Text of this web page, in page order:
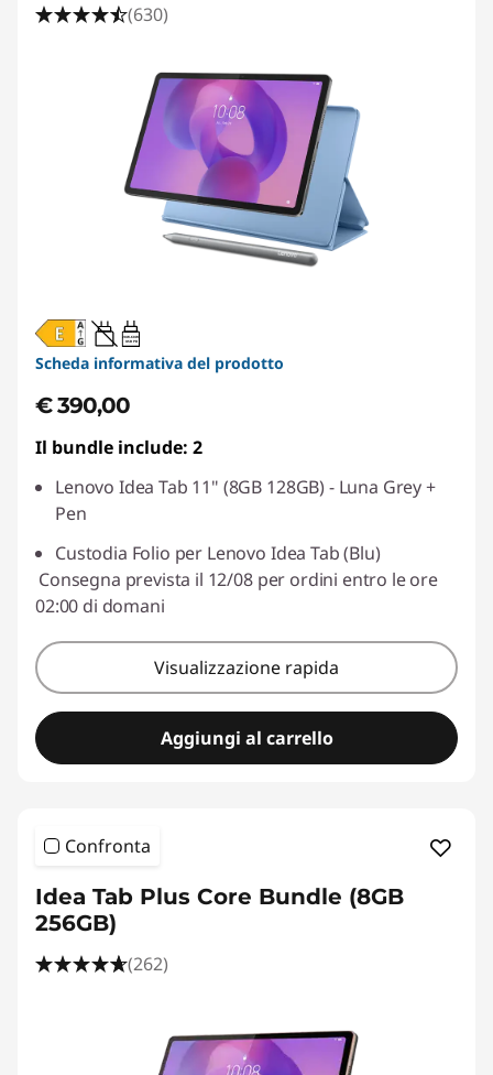
(630)
20W-60W
USB PD
Scheda informativa del prodotto
€ 390,00
Il bundle include: 2
Lenovo Idea Tab 11" (8GB 128GB) - Luna Grey +
Pen
Custodia Folio per Lenovo Idea Tab (Blu)
Consegna prevista il 12/08 per ordini entro le ore
02:00 di domani
Visualizzazione rapida
Aggiungi al carrello
Confronta
Idea Tab Plus Core Bundle (8GB
256GB)
(262)